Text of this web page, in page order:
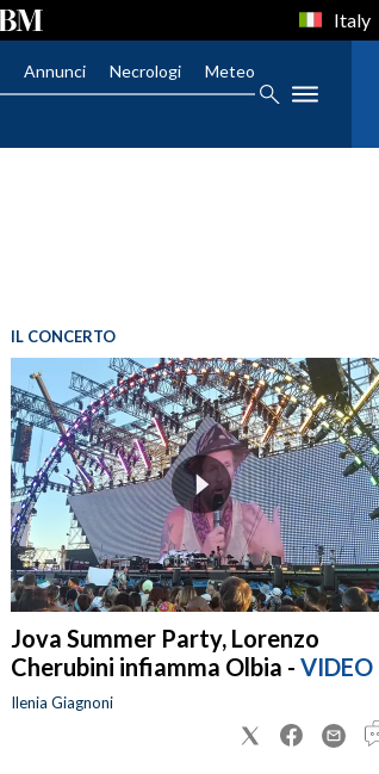
Italy
Annunci Necrologi Meteo
IL CONCERTO
Jova Summer Party, Lorenzo
Cherubini infiamma Olbia - VIDEO
Ilenia Giagnoni